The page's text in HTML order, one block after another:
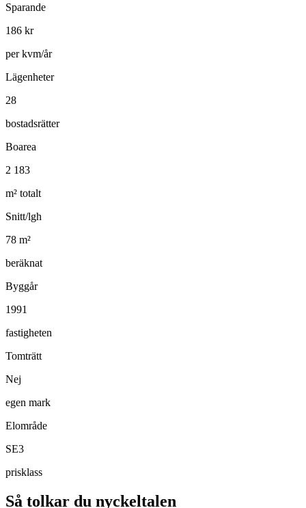
Sparande
186 kr
per kvm/år
Lägenheter
28
bostadsrätter
Boarea
2 183
m² totalt
Snitt/lgh
78 m²
beräknat
Byggår
1991
fastigheten
Tomträtt
Nej
egen mark
Elområde
SE3
prisklass
Så tolkar du nyckeltalen